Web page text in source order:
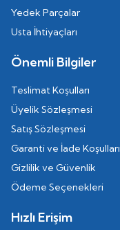
Yedek Parçalar
Usta İhtiyaçları
Önemli Bilgiler
Teslimat Koşulları
Üyelik Sözleşmesi
Satış Sözleşmesi
Garanti ve İade Koşulları
Gizlilik ve Güvenlik
Ödeme Seçenekleri
Hızlı Erişim